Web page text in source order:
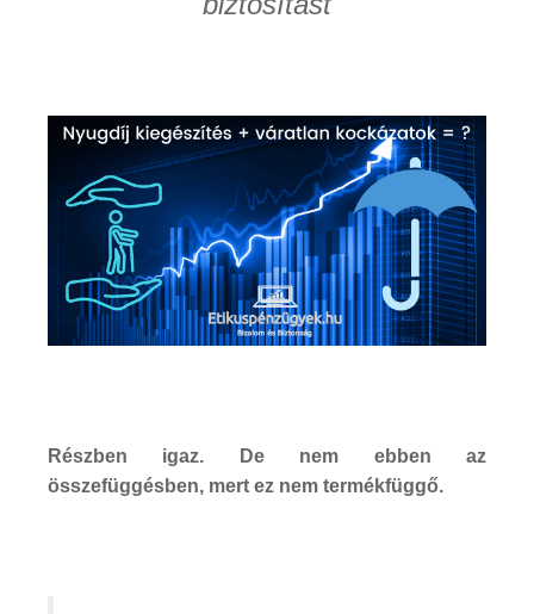
Részben igaz. De nem ebben az
összefüggésben, mert ez nem termékfüggő.